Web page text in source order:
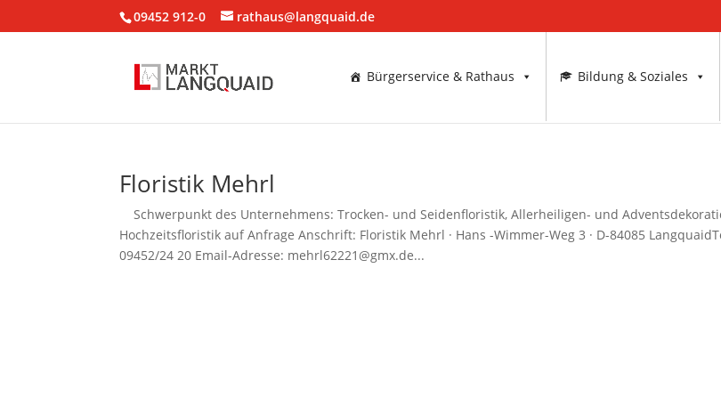
09452 912-0 rathaus@langquaid.de
Bürgerservice & Rathaus Bildung & Soziales
Floristik Mehrl
Schwerpunkt des Unternehmens: Trocken- und Seidenfloristik, Allerheiligen- und
Hochzeitsfloristik auf Anfrage Anschrift: Floristik Mehrl · Hans -Wimmer-Weg 3 · D-84085
09452/24 20 Email-Adresse: mehrl62221@gmx.de...